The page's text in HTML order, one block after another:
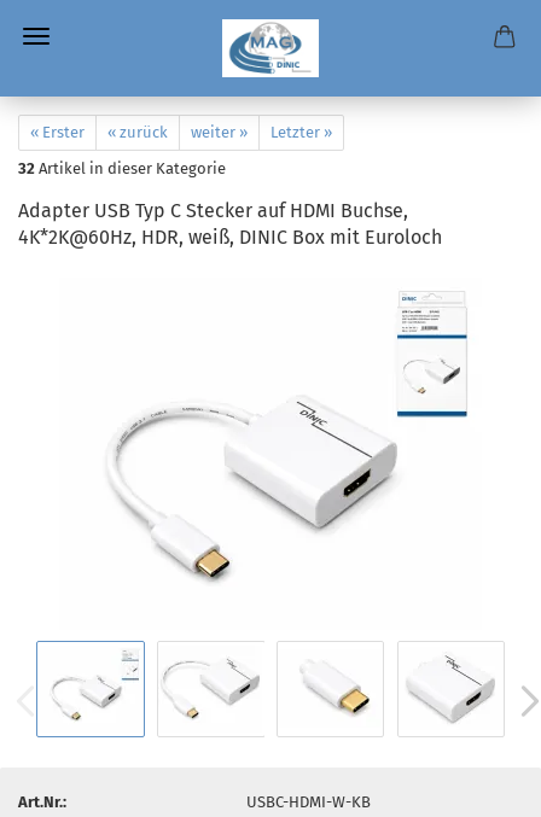
« Erster « zurück weiter »
Letzter »
32 Artikel in dieser Kategorie
Adapter USB Typ C Stecker auf HDMI Buchse,
4K*2K@60Hz, HDR, weiß, DINIC Box mit Euroloch
Art.Nr.:
USBC-HDMI-W-KB